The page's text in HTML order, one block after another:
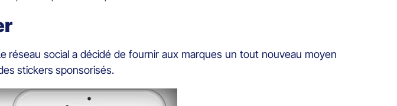
réseau social a décidé de fournir aux marques un tout nouveau moyen
stickers sponsorisés.